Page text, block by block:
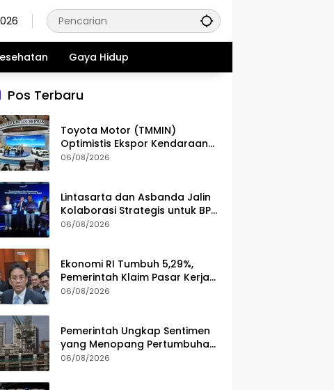
Gaya Hidup
Pos Terbaru
Toyota Motor (TMMIN)
Optimistis Ekspor Kendaraan
Naik Meski Dibayangi
06/08/2026
Lintasarta dan Asbanda Jalin
Kolaborasi Strategis untuk BPD
di Seluruh Indonesia
06/08/2026
Ekonomi RI Tumbuh 5,29%,
Pemerintah Klaim Pasar Kerja
dan Kesejahteraan Membaik
06/08/2026
Pemerintah Ungkap Sentimen
yang Menopang Pertumbuhan
Ekonomi Kuartal II-2026
06/08/2026